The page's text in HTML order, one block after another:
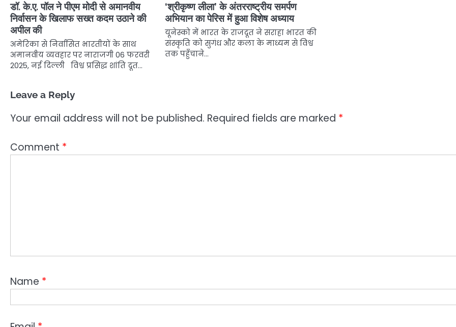
डॉ. के.ए. पॉल ने पीएम मोदी से अमानवीय
निर्वासन के खिलाफ सख्त कदम उठाने की
अपील की
अमेरिका से निर्वासित भारतीयों के साथ
अमानवीय व्यवहार पर नाराजगी 06 फरवरी
2025, नई दिल्ली विश्व प्रसिद्ध शांति दूत…
‘श्रीकृष्ण लीला’ के अंतरराष्ट्रीय समर्पण
अभियान का पेरिस में हुआ विशेष अध्याय
यूनेस्को में भारत के राजदूत ने सराहा भारत की
संस्कृति को सुगंध और कला के माध्यम से विश्व
तक पहुँचाने…
Leave a Reply
Your email address will not be published. Required fields are marked *
Comment *
Name *